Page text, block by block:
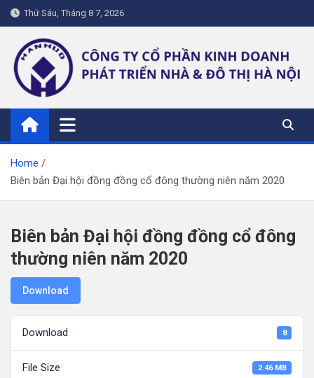
Skip
to
content
Thứ Sáu, Tháng 8 7, 2026
hanhud.vn
Home
Biên bản Đại hội đồng đồng cổ đông thường niên năm 2020
Biên bản Đại hội đồng đồng cổ đông
thường niên năm 2020
Download
Download 8
File Size 2.46 MB